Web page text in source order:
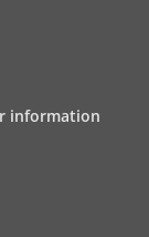
information